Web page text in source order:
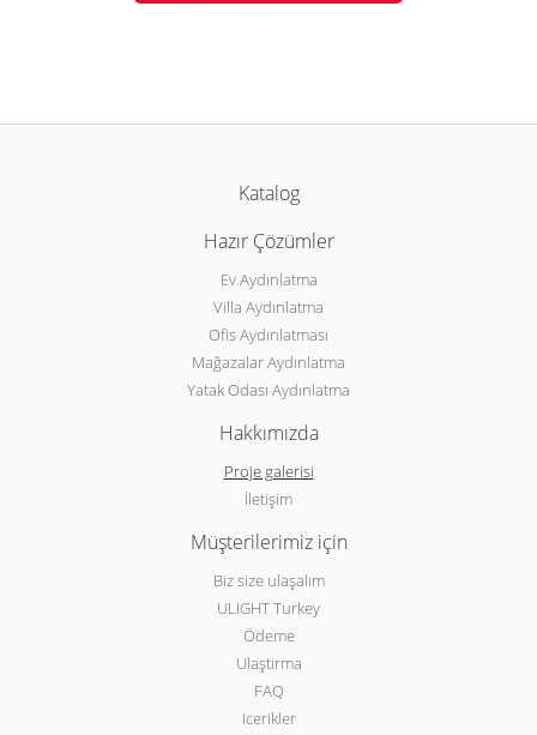
Katalog
Hazır Çözümler
Ev Aydınlatma
Villa Aydınlatma
Ofis Aydınlatması
Mağazalar Aydınlatma
Yatak Odası Aydınlatma
Hakkımızda
Proje galerisi
İletişim
Müşterilerimiz için
Biz size ulaşalım
ULIGHT Turkey
Ödeme
Ulaştırma
FAQ
Icerikler